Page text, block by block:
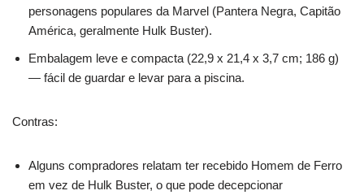
personagens populares da Marvel (Pantera Negra, Capitão
América, geralmente Hulk Buster).
Embalagem leve e compacta (22,9 x 21,4 x 3,7 cm; 186 g)
— fácil de guardar e levar para a piscina.
Contras:
Alguns compradores relatam ter recebido Homem de Ferro
em vez de Hulk Buster, o que pode decepcionar